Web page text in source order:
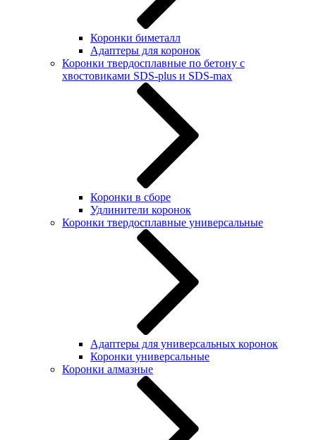
Коронки биметалл
Адаптеры для коронок
Коронки твердосплавные по бетону с
хвостовиками SDS-plus и SDS-max
Коронки в сборе
Удлинители коронок
Коронки твердосплавные универсальные
Адаптеры для универсальных коронок
Коронки универсальные
Коронки алмазные